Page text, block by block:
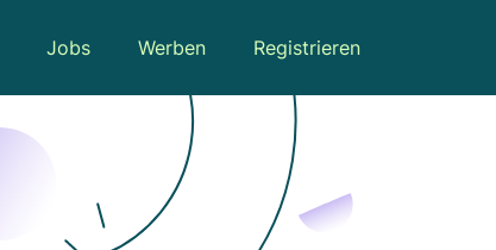
Jobs Werben Registrieren